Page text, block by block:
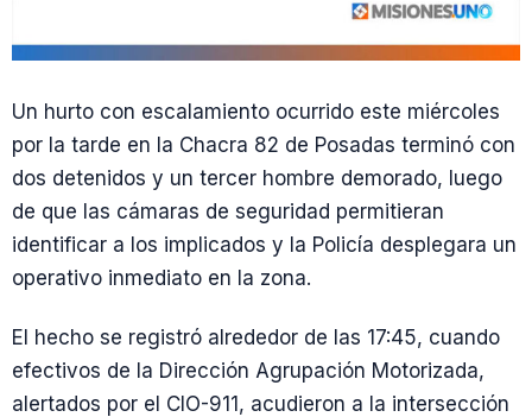
Un hurto con escalamiento ocurrido este miércoles
por la tarde en la Chacra 82 de Posadas terminó con
dos detenidos y un tercer hombre demorado, luego
de que las cámaras de seguridad permitieran
identificar a los implicados y la Policía desplegara un
operativo inmediato en la zona.
El hecho se registró alrededor de las 17:45, cuando
efectivos de la Dirección Agrupación Motorizada,
alertados por el CIO-911, acudieron a la intersección